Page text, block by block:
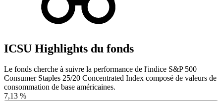
ICSU Highlights du fonds
Le fonds cherche à suivre la performance de l'indice S&P 500
Consumer Staples 25/20 Concentrated Index composé de valeurs de
consommation de base américaines.
7,13 %